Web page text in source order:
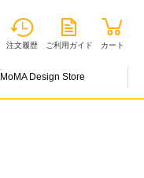
注文履歴 ご利用ガイド カート
MoMA Design Store